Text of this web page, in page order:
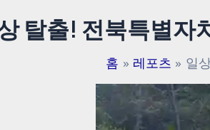
탈출! 전북특별자
홈 레포츠 일